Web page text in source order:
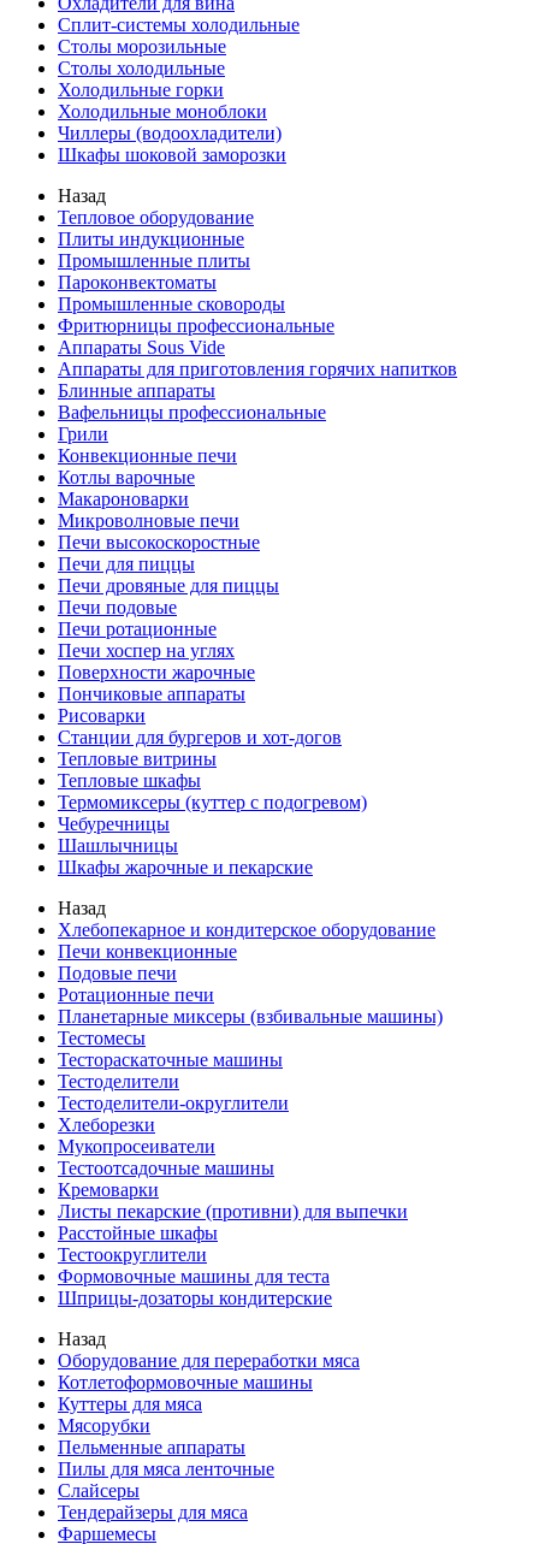
Сплит-системы холодильные
Столы морозильные
Столы холодильные
Холодильные горки
Холодильные моноблоки
Чиллеры (водоохладители)
Шкафы шоковой заморозки
Назад
Тепловое оборудование
Плиты индукционные
Промышленные плиты
Пароконвектоматы
Промышленные сковороды
Фритюрницы профессиональные
Аппараты Sous Vide
Аппараты для приготовления горячих напитков
Блинные аппараты
Вафельницы профессиональные
Грили
Конвекционные печи
Котлы варочные
Макароноварки
Микроволновые печи
Печи высокоскоростные
Печи для пиццы
Печи дровяные для пиццы
Печи подовые
Печи ротационные
Печи хоспер на углях
Поверхности жарочные
Пончиковые аппараты
Рисоварки
Станции для бургеров и хот-догов
Тепловые витрины
Тепловые шкафы
Термомиксеры (куттер с подогревом)
Чебуречницы
Шашлычницы
Шкафы жарочные и пекарские
Назад
Хлебопекарное и кондитерское оборудование
Печи конвекционные
Подовые печи
Ротационные печи
Планетарные миксеры (взбивальные машины)
Тестомесы
Тестораскаточные машины
Тестоделители
Тестоделители-округлители
Хлеборезки
Мукопросеиватели
Тестоотсадочные машины
Кремоварки
Листы пекарские (противни) для выпечки
Расстойные шкафы
Тестоокруглители
Формовочные машины для теста
Шприцы-дозаторы кондитерские
Назад
Оборудование для переработки мяса
Котлетоформовочные машины
Куттеры для мяса
Мясорубки
Пельменные аппараты
Пилы для мяса ленточные
Слайсеры
Тендерайзеры для мяса
Фаршемесы